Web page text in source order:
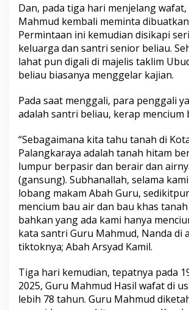
Dan, pada tiga hari menjelang wafat,
Mahmud kembali meminta
Permintaan ini kemudian disikapi
keluarga dan santri senior beliau.
lahat pun digali di majelis taklim
beliau biasanya menggelar kajian.
Pada saat menggali, para penggali
adalah santri beliau, kerap mencium
“Sebagaimana kita tahu tanah di
Palangkaraya adalah tanah hitam
lumpur berpasir dan berair dan
(gansung). Subhanallah, selama
lobang makam Abah Guru,
mencium bau air dan bau khas
bahkan yang ada kami hanya
kata santri Guru Mahmud, Nanda di
tiktoknya; Abah Arsyad Kamil.
Tiga hari kemudian, tepatnya pada
2025, Guru Mahmud Hasil wafat di
lebih 78 tahun. Guru Mahmud